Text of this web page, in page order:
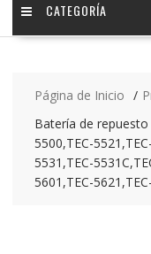
CATEGORÍA
Página de Inicio
Batería de repuesto
5500,TEC-
5531,TEC-
5601,TEC-